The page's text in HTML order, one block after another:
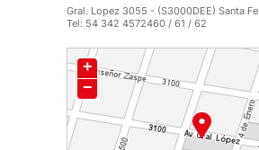
Gral. Lopez 3055 - (S3000DEE) Santa Fe
Tel: 54 342 4572460 / 61 / 62